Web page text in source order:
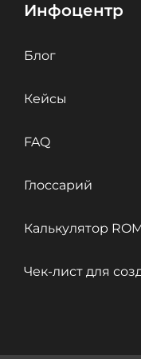
Инфоцентр
Блог
Кейсы
FAQ
Глоссарий
Калькулятор
Чек-лист для